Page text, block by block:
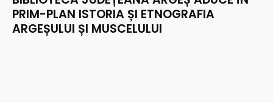
PRIM-PLAN ISTORIA ȘI ETNOGRAFIA
ARGEȘULUI ȘI MUSCELULUI